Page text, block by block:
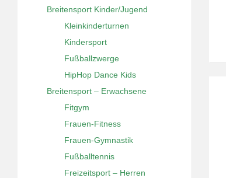
Breitensport Kinder/Jugend
Kleinkinderturnen
Kindersport
Fußballzwerge
HipHop Dance Kids
Breitensport – Erwachsene
Fitgym
Frauen-Fitness
Frauen-Gymnastik
Fußballtennis
Freizeitsport – Herren